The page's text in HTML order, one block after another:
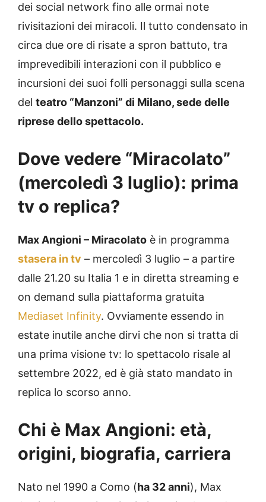
dei social network fino alle ormai note
rivisitazioni dei miracoli. Il tutto condensato in
circa due ore di risate a spron battuto, tra
imprevedibili interazioni con il pubblico e
incursioni dei suoi folli personaggi sulla scena
del teatro “Manzoni” di Milano, sede delle
riprese dello spettacolo.
Dove vedere “Miracolato”
(mercoledì 3 luglio): prima
tv o replica?
Max Angioni – Miracolato è in programma
stasera in tv – mercoledì 3 luglio – a partire
dalle 21.20 su Italia 1 e in diretta streaming e
on demand sulla piattaforma gratuita
Mediaset Infinity. Ovviamente essendo in
estate inutile anche dirvi che non si tratta di
una prima visione tv: lo spettacolo risale al
settembre 2022, ed è già stato mandato in
replica lo scorso anno.
Chi è Max Angioni: età,
origini, biografia, carriera
Nato nel 1990 a Como (ha 32 anni), Max